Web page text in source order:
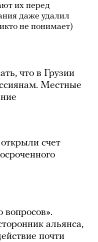
их перед
даже удалил
не понимает)
что в Грузии
Местные
счет
альянса,
почти